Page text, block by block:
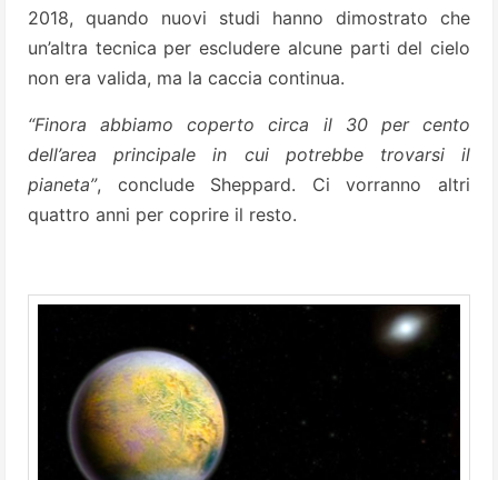
2018, quando nuovi studi hanno dimostrato che
un’altra tecnica per escludere alcune parti del cielo
non era valida, ma la caccia continua.
“Finora abbiamo coperto circa il 30 per cento
dell’area principale in cui potrebbe trovarsi il
pianeta”, conclude Sheppard. Ci vorranno altri
quattro anni per coprire il resto.